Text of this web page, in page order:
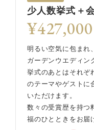
少人数挙式＋
¥427,000
明るい空気に包まれ
ガーデンウエディン
挙式のあとはそれぞ
のテーマやゲストに
いただけます。
数々の受賞歴を持つ
福のひとときをお届